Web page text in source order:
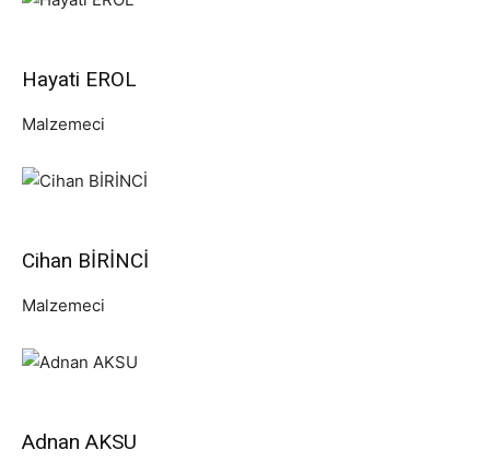
Hayati EROL
Malzemeci
Cihan BİRİNCİ
Malzemeci
Adnan AKSU